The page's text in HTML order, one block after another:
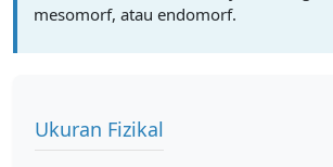
mesomorf, atau endomorf.
Ukuran Fizikal